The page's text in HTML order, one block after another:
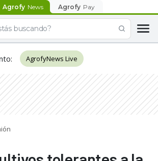
Agrofy News Agrofy Pay
: AgrofyNews Live